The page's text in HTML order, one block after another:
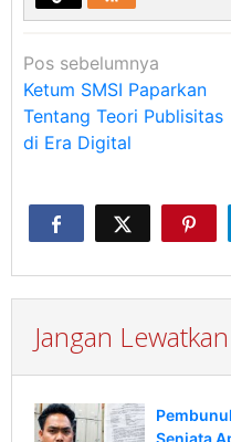
Navigasi
pos
Pos sebelumnya
Ketum SMSI Paparkan
Tentang Teori Publisitas
di Era Digital
Jangan Lewatkan